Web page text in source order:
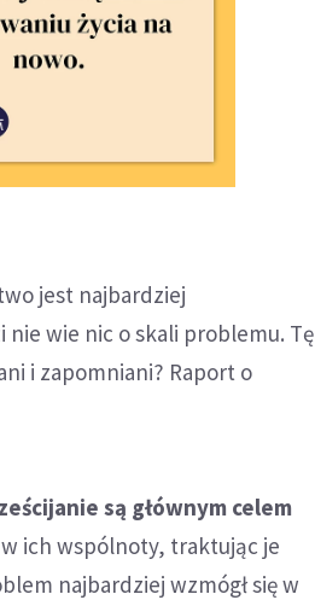
jest najbardziej
wie nic o skali problemu. Tę
i zapomniani? Raport o
są głównym celem
ich wspólnoty, traktując je
najbardziej wzmógł się w